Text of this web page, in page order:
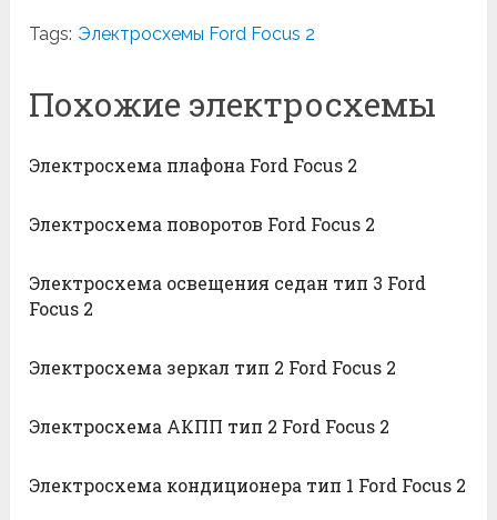
Tags: Электросхемы Ford Focus 2
Похожие электросхемы
Электросхема плафона Ford Focus 2
Электросхема поворотов Ford Focus 2
Электросхема освещения седан тип 3 Ford
Focus 2
Электросхема зеркал тип 2 Ford Focus 2
Электросхема АКПП тип 2 Ford Focus 2
Электросхема кондиционера тип 1 Ford Focus 2